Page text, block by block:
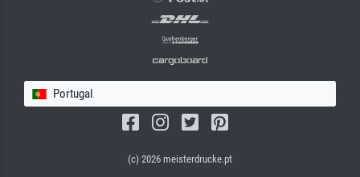
Portugal
(c) 2026 meisterdrucke.pt